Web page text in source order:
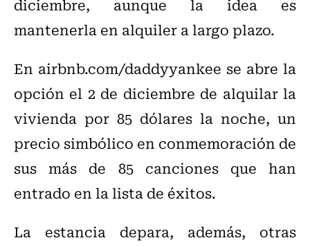
diciembre, aunque la idea es
mantenerla en alquiler a largo plazo.
En airbnb.com/daddyyankee se abre la
opción el 2 de diciembre de alquilar la
vivienda por 85 dólares la noche, un
precio simbólico en conmemoración de
sus más de 85 canciones que han
entrado en la lista de éxitos.
La estancia depara, además, otras